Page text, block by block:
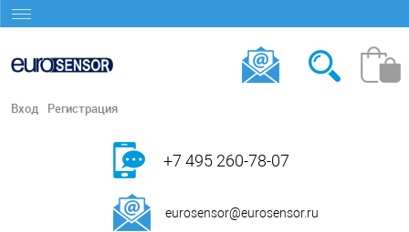
Вход Регистрация
+7 495 260-78-07
eurosensor@eurosensor.ru